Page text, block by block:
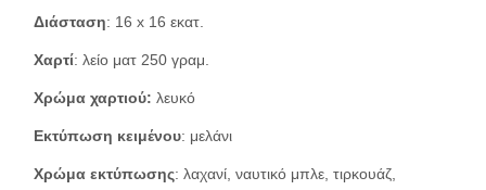
Διάσταση: 16 x 16 εκατ.
Χαρτί: λείο ματ 250 γραμ.
Χρώμα χαρτιού: λευκό
Εκτύπωση κειμένου: μελάνι
Χρώμα εκτύπωσης: λαχανί, ναυτικό μπλε, τιρκουάζ,